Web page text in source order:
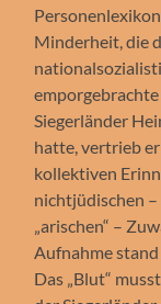
Minderheit, die
Siegerländer
hatte, vertrieb
kollektiven
nichtjüdischen
„arischen“ –
Aufnahme
Das „Blut“